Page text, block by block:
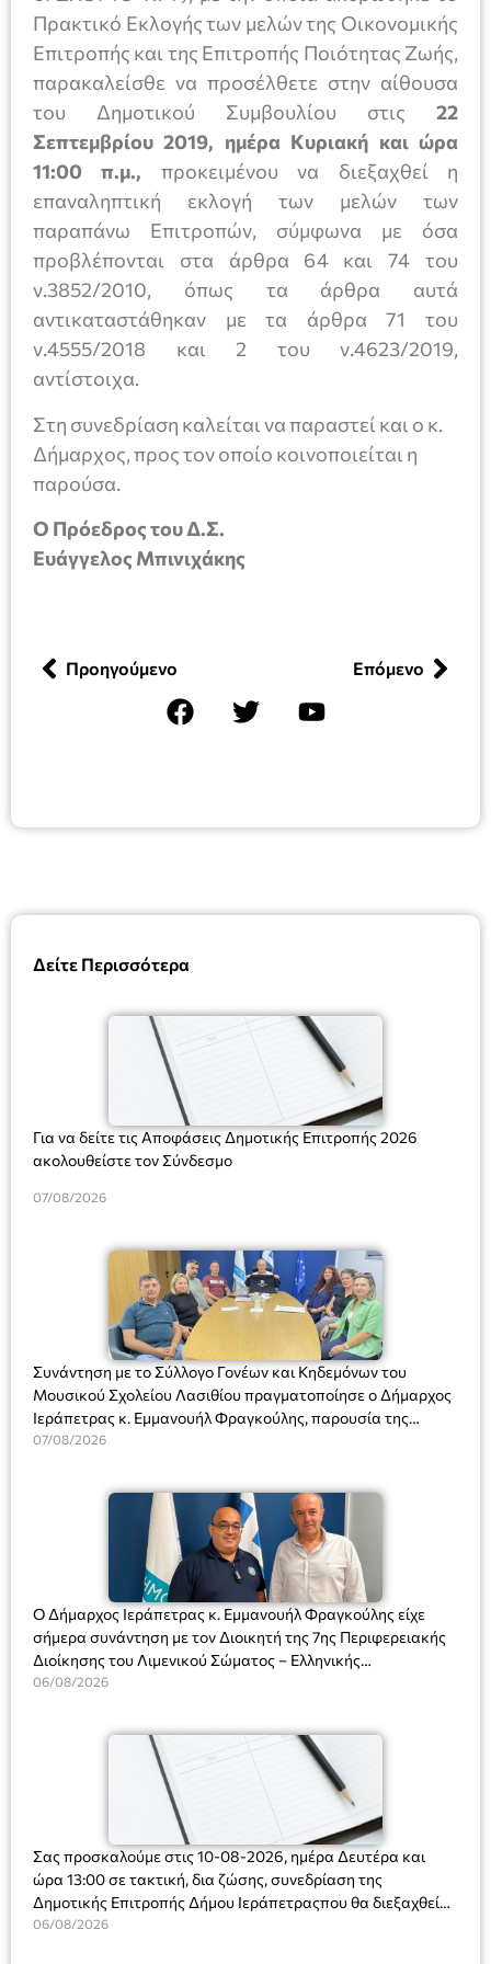
Δείτε Περισσότερα
Για να δείτε τις Αποφάσεις Δημοτικής Επιτροπής 2026
ακολουθείστε τον Σύνδεσμο
07/08/2026
Συνάντηση με το Σύλλογο Γονέων και Κηδεμόνων του
Μουσικού Σχολείου Λασιθίου πραγματοποίησε ο Δήμαρχος
Ιεράπετρας κ. Εμμανουήλ Φραγκούλης, παρουσία της
Διευθύντριας του σχολείου κας Μαριάννας Χαΐτα.
07/08/2026
Ο Δήμαρχος Ιεράπετρας κ. Εμμανουήλ Φραγκούλης είχε
σήμερα συνάντηση με τον Διοικητή της 7ης Περιφερειακής
Διοίκησης του Λιμενικού Σώματος – Ελληνικής
Ακτοφυλακής (Λ.Σ.-ΕΛ.ΑΚΤ.), Αρχιπλοίαρχο Λ.Σ. κ. Ιωάννη
06/08/2026
Σας προσκαλούμε στις 10-08-2026, ημέρα Δευτέρα και
ώρα 13:00 σε τακτική, δια ζώσης, συνεδρίαση της
Δημοτικής Επιτροπής Δήμου Ιεράπετραςπου θα διεξαχθεί
στο Δημοτικό Κατάστημα, Δημοκρατίας 31 στην αίθουσα
06/08/2026
Πρακτικό Εκλογής των μελών της Οικονομικής
Επιτροπής και της Επιτροπής Ποιότητας Ζωής,
παρακαλείσθε να προσέλθετε στην αίθουσα
του Δημοτικού Συμβουλίου στις 22
Σεπτεμβρίου 2019, ημέρα Κυριακή και ώρα
11:00 π.μ., προκειμένου να διεξαχθεί η
επαναληπτική εκλογή των μελών των
παραπάνω Επιτροπών, σύμφωνα με όσα
προβλέπονται στα άρθρα 64 και 74 του
ν.3852/2010, όπως τα άρθρα αυτά
αντικαταστάθηκαν με τα άρθρα 71 του
ν.4555/2018 και 2 του ν.4623/2019,
αντίστοιχα.
Στη συνεδρίαση καλείται να παραστεί και ο κ.
Δήμαρχος, προς τον οποίο κοινοποιείται η
παρούσα.
Ο Πρόεδρος του Δ.Σ.
Ευάγγελος Μπινιχάκης
Προηγούμενο Επόμενο